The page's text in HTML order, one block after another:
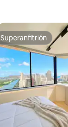
Superanfitrión
Superanfitrión